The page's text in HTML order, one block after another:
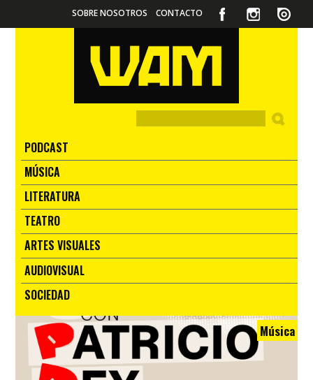
SOBRE NOSOTROS CONTACTO
PODCAST
MÚSICA
LITERATURA
TEATRO
ARTES VISUALES
AUDIOVISUAL
SOCIEDAD
Música